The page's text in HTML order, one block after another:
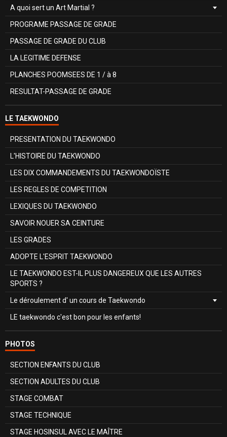
A quoi sert un Art Martial ?
PROGRAME PASSAGE DE GRADE
PASSAGE DE GRADE DU CLUB
LA LEGITIME DEFENSE
PLANCHES POOMSEES DE 1 / à 8
RESULTAT-PASSAGE DE GRADE
LE TAEKWONDO
PRESENTATION DU TAEKWONDO
L'HISTOIRE DU TAEKWONDO
LES DIX COMMANDEMENTS DU TAEKWONDOÏSTE
LES REGLES DE COMPETITION
LEXIQUES DU TAEKWONDO
SAVOIR NOUER SA CEINTURE
LES GRADES
ADOPTE L'ESPRIT TAEKWONDO
LE TAEKWONDO EST-IL PLUS DANGEREUX QUE LES AUTRES
SPORTS ?
Le déroulement d' un cours de Taekwondo
LE taekwondo c'est bon pour les enfants!
PHOTOS
SECTION ENFANTS DU CLUB
SECTION ADULTES DU CLUB
STAGE COMBAT
STAGE TECHNIQUE
STAGE HOSINSUL AVEC LE MAÎTRE